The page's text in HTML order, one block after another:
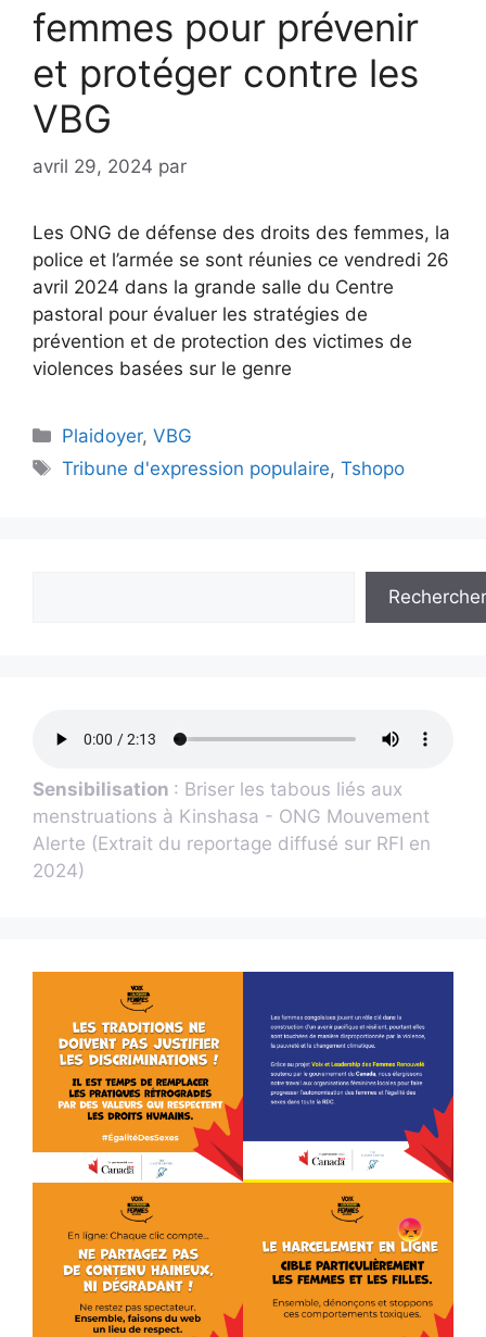
femmes pour prévenir
et protéger contre les
VBG
avril 29, 2024 par
Les ONG de défense des droits des femmes, la
police et l’armée se sont réunies ce vendredi 26
avril 2024 dans la grande salle du Centre
pastoral pour évaluer les stratégies de
prévention et de protection des victimes de
violences basées sur le genre
Plaidoyer,VBG
Tribune d'expression populaire,Tshopo
Rechercher
Sensibilisation : Briser les tabous liés aux
menstruations à Kinshasa - ONG Mouvement
Alerte (Extrait du reportage diffusé sur RFI en
2024)